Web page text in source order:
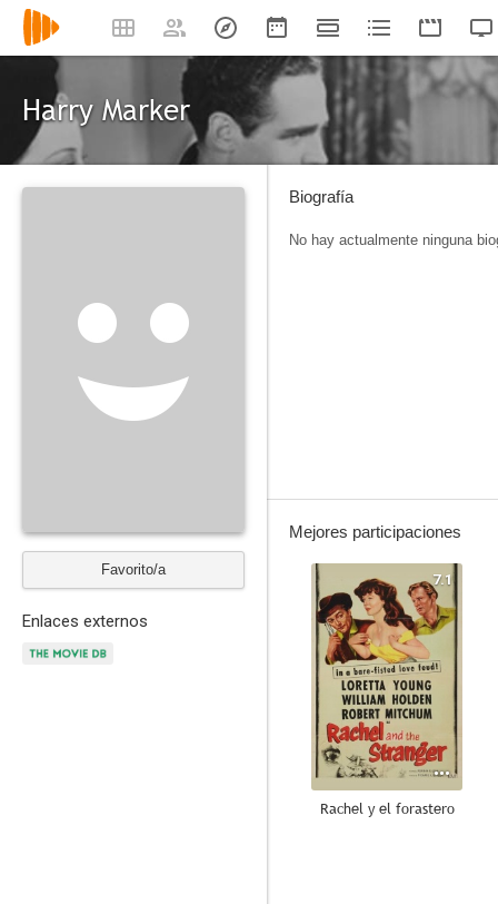
Harry Marker
Favorito/a
Enlaces externos
Biografía
No hay actualmente ninguna
Mejores participaciones
7.1
Rachel y el forastero